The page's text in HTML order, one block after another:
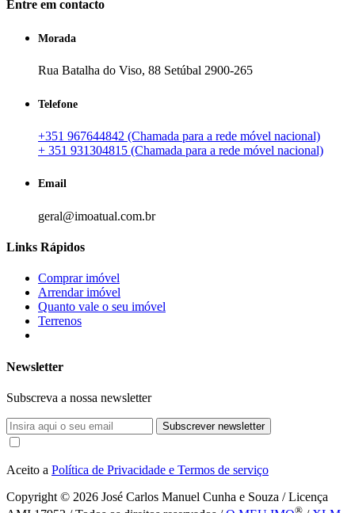
Entre em contacto
Morada
Rua Batalha do Viso, 88 Setúbal 2900-265
Telefone
+351 967644842 (Chamada para a rede móvel nacional)
+ 351 931304815 (Chamada para a rede móvel nacional)
Email
geral@imoatual.com.br
Links Rápidos
Comprar imóvel
Arrendar imóvel
Quanto vale o seu imóvel
Terrenos
Newsletter
Subscreva a nossa newsletter
Subscrever newsletter
Aceito a Política de Privacidade e Termos de serviço
Copyright © 2026 José Carlos Manuel Cunha e Souza / Licença
®